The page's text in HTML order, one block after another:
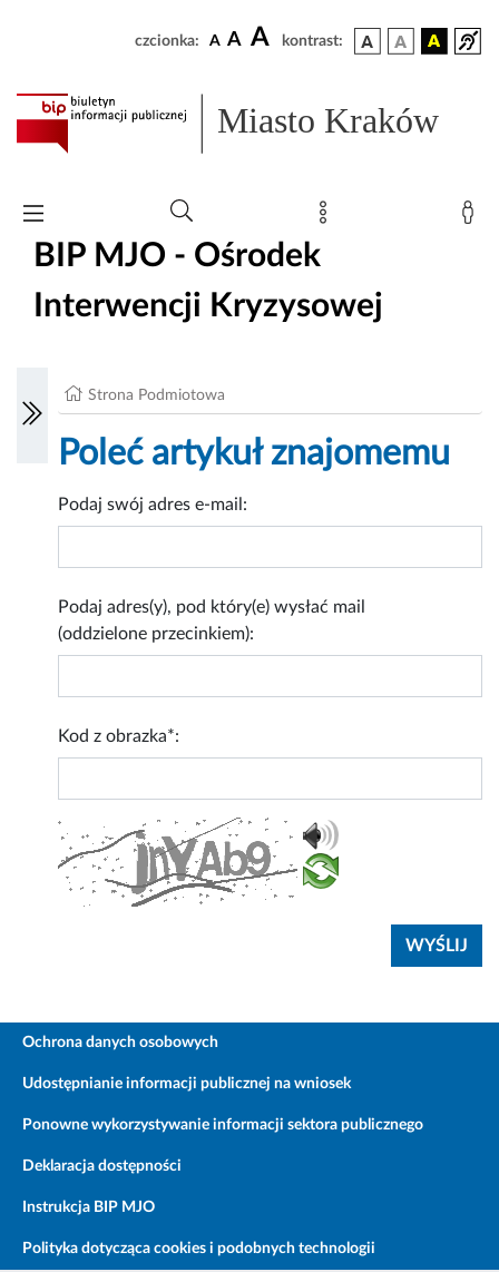
czcionka: A A A kontrast:
Miasto Kraków
BIP MJO - Ośrodek
Interwencji Kryzysowej
Strona Podmiotowa
Poleć artykuł znajomemu
Podaj swój adres e-mail:
Podaj adres(y), pod który(e) wysłać mail
(oddzielone przecinkiem):
Kod z obrazka*:
Ochrona danych osobowych
Udostępnianie informacji publicznej na wniosek
Ponowne wykorzystywanie informacji sektora publicznego
Deklaracja dostępności
Instrukcja BIP MJO
Polityka dotycząca cookies i podobnych technologii